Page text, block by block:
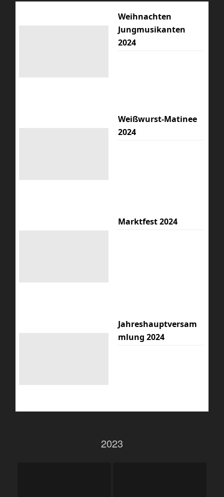
Weihnachten
Jungmusikanten
2024
Weißwurst-Matinee
2024
Marktfest 2024
Jahreshauptversam
mlung 2024
2023